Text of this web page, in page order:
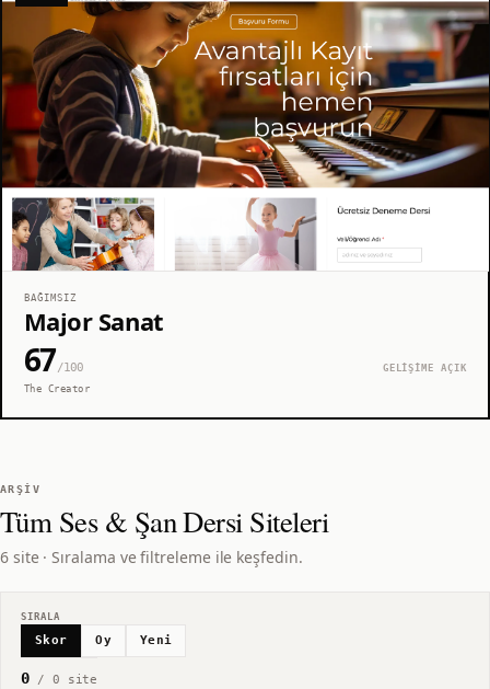
BAĞIMSIZ
Major Sanat
67/100
GELİŞİME AÇIK
The Creator
ARŞIV
TümSes & Şan DersiSiteleri
6 site · Sıralama ve filtreleme ile keşfedin.
SIRALA
Skor Oy Yeni
0/ 0 site